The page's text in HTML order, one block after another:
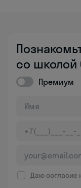
со школой
Премиум
Даю согласие